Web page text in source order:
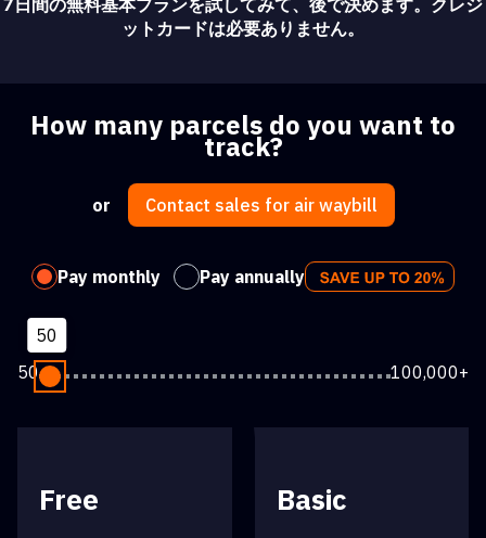
7日間の無料基本プランを試してみて、後で決めます。クレジ
ットカードは必要ありません。
How many parcels do you want to
track?
or Contact sales for air waybill
Pay monthly Pay annually
50
50
100,000+
Free Basic